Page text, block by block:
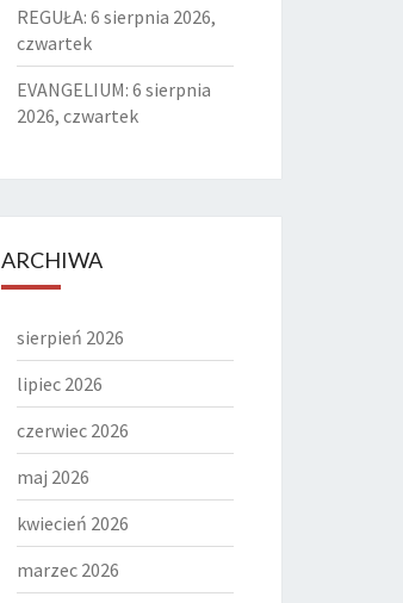
REGUŁA: 6 sierpnia 2026,
czwartek
EVANGELIUM: 6 sierpnia
2026, czwartek
ARCHIWA
sierpień 2026
lipiec 2026
czerwiec 2026
maj 2026
kwiecień 2026
marzec 2026